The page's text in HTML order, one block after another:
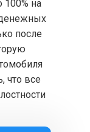
100% на
после
что все